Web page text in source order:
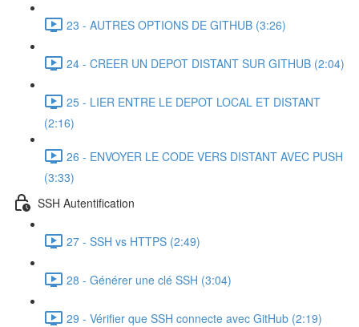
23 - AUTRES OPTIONS DE GITHUB (3:26)
24 - CREER UN DEPOT DISTANT SUR GITHUB (2:04)
25 - LIER ENTRE LE DEPOT LOCAL ET DISTANT
(2:16)
26 - ENVOYER LE CODE VERS DISTANT AVEC PUSH
(3:33)
SSH Autentification
27 - SSH vs HTTPS (2:49)
28 - Générer une clé SSH (3:04)
29 - Vérifier que SSH connecte avec GitHub (2:19)